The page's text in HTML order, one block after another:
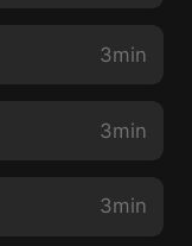
3min
3min
3min